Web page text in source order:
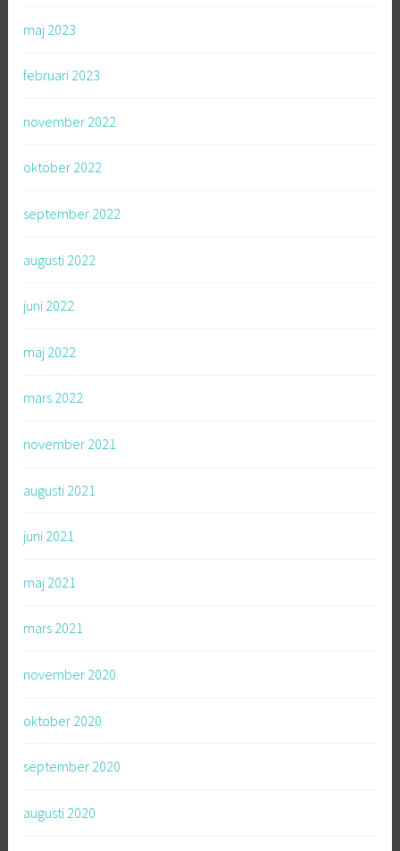
maj 2023
februari 2023
november 2022
oktober 2022
september 2022
augusti 2022
juni 2022
maj 2022
mars 2022
november 2021
augusti 2021
juni 2021
maj 2021
mars 2021
november 2020
oktober 2020
september 2020
augusti 2020